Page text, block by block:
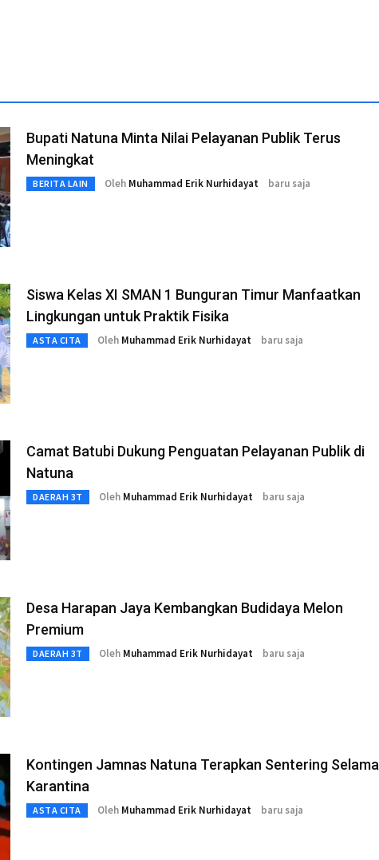
Bupati Natuna Minta Nilai Pelayanan Publik Terus
Meningkat
BERITA LAIN Oleh Muhammad Erik Nurhidayat baru saja
Siswa Kelas XI SMAN 1 Bunguran Timur Manfaatkan
Lingkungan untuk Praktik Fisika
ASTA CITA Oleh Muhammad Erik Nurhidayat baru saja
Camat Batubi Dukung Penguatan Pelayanan Publik di
Natuna
DAERAH 3T Oleh Muhammad Erik Nurhidayat baru saja
Desa Harapan Jaya Kembangkan Budidaya Melon
Premium
DAERAH 3T Oleh Muhammad Erik Nurhidayat baru saja
Kontingen Jamnas Natuna Terapkan Sentering Selama
Karantina
ASTA CITA Oleh Muhammad Erik Nurhidayat baru saja